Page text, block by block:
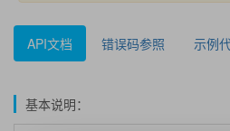
API文档 错误码参照 示例
基本说明：